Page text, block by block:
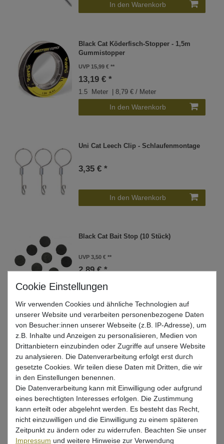
In den Warenkorb
Black Cat Köderfisch-Stopper - 1,5m
Gummistopper
UVP 15,99 €
13,19 € *
1.5 Meter | 8,79 € / Meter
In den Warenkorb
Uni Cat Leech Clip - Schlaufenmontage
3,35 € *
In den Warenkorb
Black Cat Bait Stop (10 Stück)
UVP 3,50 €
2,89 € *
Black Cat Rig Protector Tube 2x50cm
3mm/7mm
UVP 5,99 €
4,95 € *
1 Meter | 4,95 € / Meter
In den Warenkorb
Mantikor Köderfixierer - 10 Baitstops
zum Wallerangeln
Wir verwenden Cookies und ähnliche Technologien auf
unserer Website und verarbeiten personenbezogene Daten
von Besucher:innen unserer Webseite (z.B. IP-Adresse), um
z.B. Inhalte und Anzeigen zu personalisieren, Medien von
Drittanbietern einzubinden oder Zugriffe auf unsere Website
zu analysieren. Die Datenverarbeitung erfolgt erst durch
gesetzte Cookies. Wir teilen diese Daten mit Dritten, die wir
in den Einstellungen benennen.
Die Datenverarbeitung kann mit Einwilligung oder aufgrund
eines berechtigten Interesses erfolgen. Die Zustimmung
kann erteilt oder abgelehnt werden. Es besteht das Recht,
nicht einzuwilligen und die Einwilligung zu einem späteren
Zeitpunkt zu ändern oder zu widerrufen. Beachten Sie unser
Impressum und weitere Hinweise zur Verwendung